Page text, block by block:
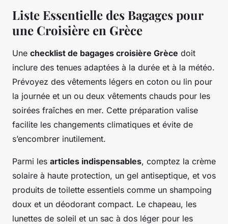
Liste Essentielle des Bagages pour
une Croisière en Grèce
Une checklist de bagages croisière Grèce doit
inclure des tenues adaptées à la durée et à la météo.
Prévoyez des vêtements légers en coton ou lin pour
la journée et un ou deux vêtements chauds pour les
soirées fraîches en mer. Cette préparation valise
facilite les changements climatiques et évite de
s’encombrer inutilement.
Parmi les articles indispensables, comptez la crème
solaire à haute protection, un gel antiseptique, et vos
produits de toilette essentiels comme un shampoing
doux et un déodorant compact. Le chapeau, les
lunettes de soleil et un sac à dos léger pour les